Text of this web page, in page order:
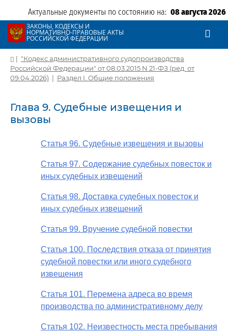
Актуальные документы по состоянию на: 08 августа 2026
ЗАКОНЫ, КОДЕКСЫ И
НОРМАТИВНО-ПРАВОВЫЕ АКТЫ
РОССИЙСКОЙ ФЕДЕРАЦИИ
| "Кодекс административного судопроизводства
Российской Федерации" от 08.03.2015 N 21-ФЗ (ред. от
09.04.2026) | Раздел I. Общие положения
Глава 9. Судебные извещения и
вызовы
Статья 96. Судебные извещения и вызовы
Статья 97. Содержание судебных повесток и
иных судебных извещений
Статья 98. Доставка судебных повесток и
иных судебных извещений
Статья 99. Вручение судебной повестки
Статья 100. Последствия отказа от принятия
судебной повестки или иного судебного
извещения
Статья 101. Перемена адреса во время
производства по административному делу
Статья 102. Неизвестность места пребывания